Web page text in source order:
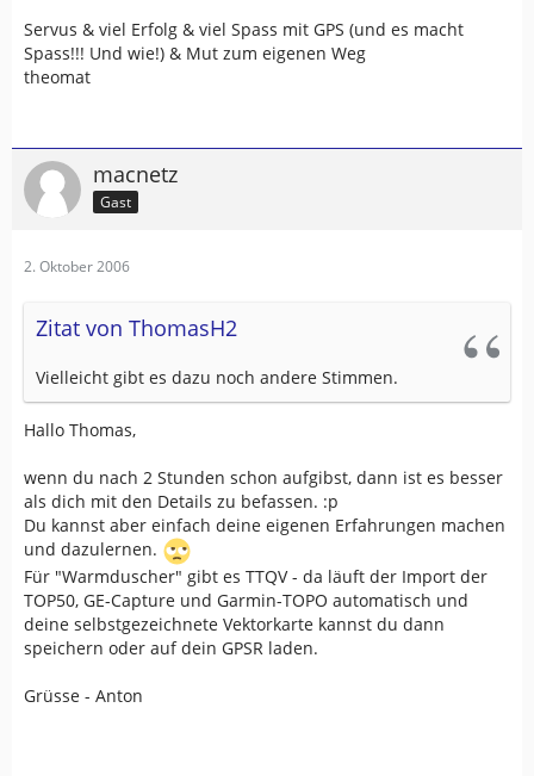
Servus & viel Erfolg & viel Spass mit GPS (und es macht
Spass!!! Und wie!) & Mut zum eigenen Weg
theomat
macnetz
Gast
2. Oktober 2006
Zitat von ThomasH2
Vielleicht gibt es dazu noch andere Stimmen.
Hallo Thomas,
wenn du nach 2 Stunden schon aufgibst, dann ist es besser
als dich mit den Details zu befassen. :p
Du kannst aber einfach deine eigenen Erfahrungen machen
und dazulernen.
Für "Warmduscher" gibt es TTQV - da läuft der Import der
TOP50, GE-Capture und Garmin-TOPO automatisch und
deine selbstgezeichnete Vektorkarte kannst du dann
speichern oder auf dein GPSR laden.
Grüsse - Anton